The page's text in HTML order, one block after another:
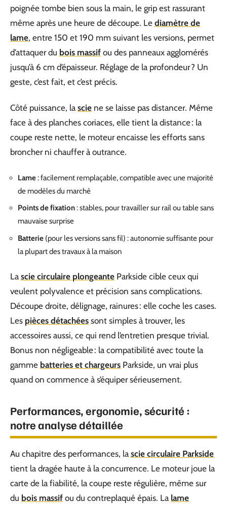
poignée tombe bien sous la main, le grip est rassurant
même après une heure de découpe. Le diamètre de
lame, entre 150 et 190 mm suivant les versions, permet
d’attaquer du bois massif ou des panneaux agglomérés
jusqu’à 6 cm d’épaisseur. Réglage de la profondeur ? Un
geste, c’est fait, et c’est précis.
Côté puissance, la scie ne se laisse pas distancer. Même
face à des planches coriaces, elle tient la distance : la
coupe reste nette, le moteur encaisse les efforts sans
broncher ni chauffer à outrance.
Lame: facilement remplaçable, compatible avec une majorité
de modèles du marché
Points de fixation: stables, pour travailler sur rail ou table sans
mauvaise surprise
Batterie (pour les versions sans fil) : autonomie suffisante pour
la plupart des travaux à la maison
La scie circulaire plongeante Parkside cible ceux qui
veulent polyvalence et précision sans complications.
Découpe droite, délignage, rainures : elle coche les cases.
Les pièces détachées sont simples à trouver, les
accessoires aussi, ce qui rend l’entretien presque trivial.
Bonus non négligeable : la compatibilité avec toute la
gamme batteries et chargeurs Parkside, un vrai plus
quand on commence à s’équiper sérieusement.
Performances, ergonomie, sécurité :
notre analyse détaillée
Au chapitre des performances, la scie circulaire Parkside
tient la dragée haute à la concurrence. Le moteur joue la
carte de la fiabilité, la coupe reste régulière, même sur
du bois massif ou du contreplaqué épais. La lame